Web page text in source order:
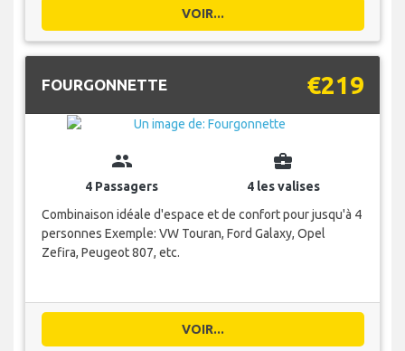
VOIR...
FOURGONNETTE €219
group
4 Passagers
business_center
4 les valises
Combinaison idéale d'espace et de confort pour jusqu'à 4
personnes Exemple: VW Touran, Ford Galaxy, Opel
Zefira, Peugeot 807, etc.
VOIR...